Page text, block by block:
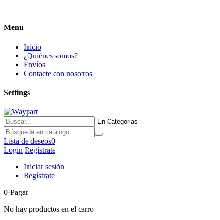
Menu
Inicio
¿Quiénes somos?
Envíos
Contacte con nosotros
Settings
Lista de deseos0
Login Regístrate
Iniciar sesión
Regístrate
0·Pagar
No hay productos en el carro